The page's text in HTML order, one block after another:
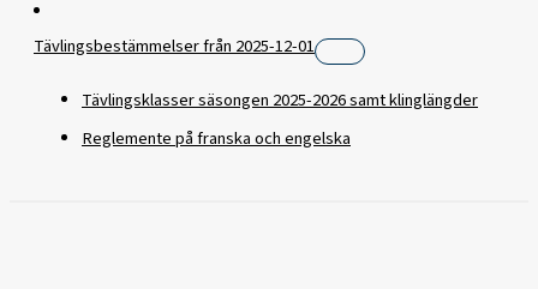
Tävlingsbestämmelser från 2025-12-01
Tävlingsklasser säsongen 2025-2026 samt klinglängder
Reglemente på franska och engelska